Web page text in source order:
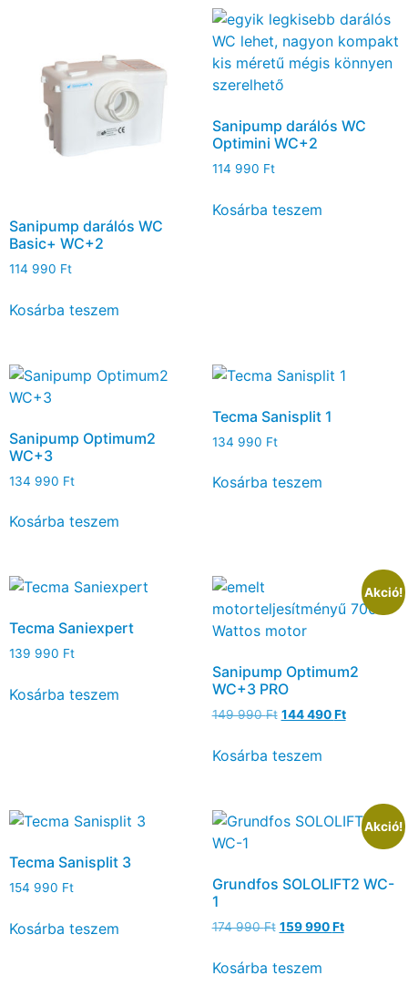
Sanipump darálós WC
Basic+ WC+2
114 990 Ft
Kosárba teszem
Sanipump darálós WC
Optimini WC+2
114 990 Ft
Kosárba teszem
Sanipump Optimum2
WC+3
134 990 Ft
Kosárba teszem
Tecma Sanisplit 1
134 990 Ft
Kosárba teszem
Tecma Saniexpert
139 990 Ft
Kosárba teszem
Akció!
Sanipump Optimum2
WC+3 PRO
149 990Ft 144 490Ft
Kosárba teszem
Tecma Sanisplit 3
154 990 Ft
Kosárba teszem
Akció!
Grundfos SOLOLIFT2 WC-
1
174 990Ft 159 990Ft
Kosárba teszem